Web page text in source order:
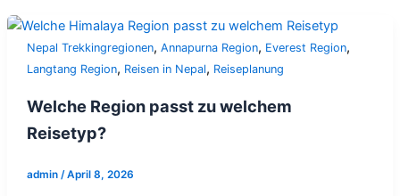
Nepal Trekkingregionen, Annapurna Region, Everest Region,
Langtang Region, Reisen in Nepal, Reiseplanung
Welche Region passt zu welchem
Reisetyp?
admin /April 8, 2026